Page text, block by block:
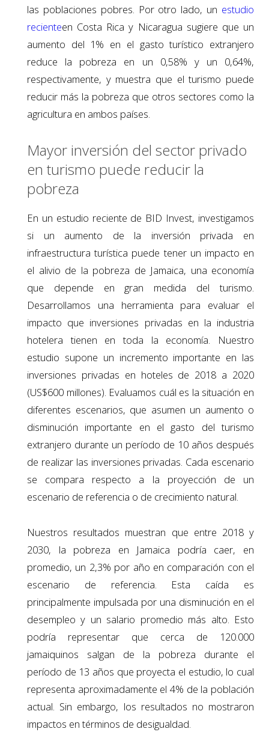
las poblaciones pobres. Por otro lado, un estudio
recienteen Costa Rica y Nicaragua sugiere que un
aumento del 1% en el gasto turístico extranjero
reduce la pobreza en un 0,58% y un 0,64%,
respectivamente, y muestra que el turismo puede
reducir más la pobreza que otros sectores como la
agricultura en ambos países.
Mayor inversión del sector privado
en turismo puede reducir la
pobreza
En un estudio reciente de BID Invest, investigamos
si un aumento de la inversión privada en
infraestructura turística puede tener un impacto en
el alivio de la pobreza de Jamaica, una economía
que depende en gran medida del turismo.
Desarrollamos una herramienta para evaluar el
impacto que inversiones privadas en la industria
hotelera tienen en toda la economía. Nuestro
estudio supone un incremento importante en las
inversiones privadas en hoteles de 2018 a 2020
(US$600 millones). Evaluamos cuál es la situación en
diferentes escenarios, que asumen un aumento o
disminución importante en el gasto del turismo
extranjero durante un período de 10 años después
de realizar las inversiones privadas. Cada escenario
se compara respecto a la proyección de un
escenario de referencia o de crecimiento natural.
Nuestros resultados muestran que entre 2018 y
2030, la pobreza en Jamaica podría caer, en
promedio, un 2,3% por año en comparación con el
escenario de referencia. Esta caída es
principalmente impulsada por una disminución en el
desempleo y un salario promedio más alto. Esto
podría representar que cerca de 120.000
jamaiquinos salgan de la pobreza durante el
período de 13 años que proyecta el estudio, lo cual
representa aproximadamente el 4% de la población
actual. Sin embargo, los resultados no mostraron
impactos en términos de desigualdad.